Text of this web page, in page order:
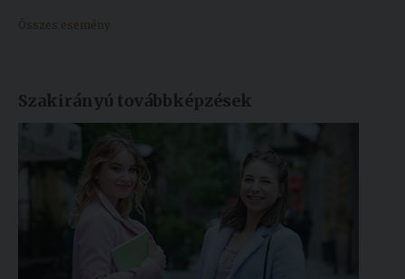
Összes esemény
Szakirányú továbbképzések